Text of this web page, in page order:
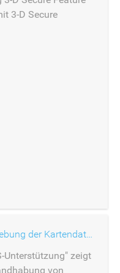
3-D Secure
Unterstützung bei der Verschiebung der Kartendatenhaftung
Unterstützung" zeigt
von